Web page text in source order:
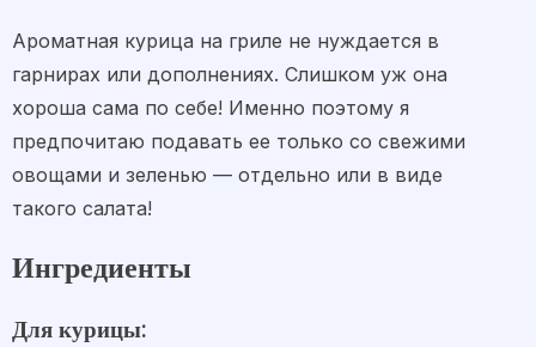
Ароматная курица на гриле не нуждается в
гарнирах или дополнениях. Слишком уж она
хороша сама по себе! Именно поэтому я
предпочитаю подавать ее только со свежими
овощами и зеленью — отдельно или в виде
такого салата!
Ингредиенты
Для курицы: